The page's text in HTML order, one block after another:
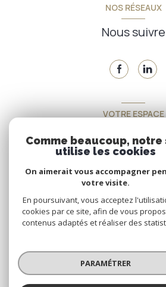
NOS RÉSEAUX
Nous suivre
VOTRE ESPACE
Espace
SE CONNECTER
Nos honoraires
Nos partenaires
Admin
Politique
Comme beaucoup, notre
utilise les cookies
On aimerait vous accompagner
votre visite.
En poursuivant, vous acceptez
cookies par ce site, afin de vous
contenus adaptés et réaliser des
PARAMÉTRER